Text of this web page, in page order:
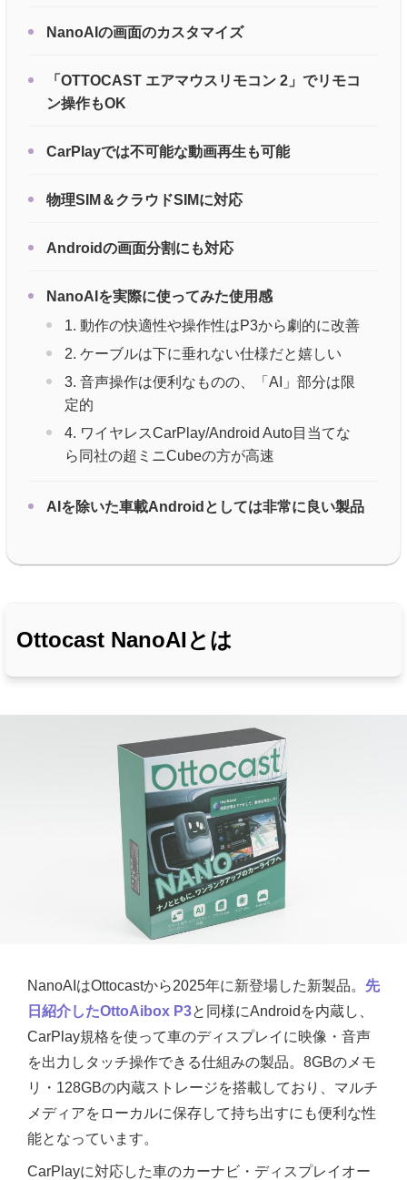
NanoAIの画面のカスタマイズ
「OTTOCAST エアマウスリモコン 2」でリモコ
ン操作もOK
CarPlayでは不可能な動画再生も可能
物理SIM＆クラウドSIMに対応
Androidの画面分割にも対応
NanoAIを実際に使ってみた使用感
1. 動作の快適性や操作性はP3から劇的に改善
2. ケーブルは下に垂れない仕様だと嬉しい
3. 音声操作は便利なものの、「AI」部分は限
定的
4. ワイヤレスCarPlay/Android Auto目当てな
ら同社の超ミニCubeの方が高速
AIを除いた車載Androidとしては非常に良い製品
Ottocast NanoAIとは
NanoAIはOttocastから2025年に新登場した新製品。 先
日紹介したOttoAibox P3と同様にAndroidを内蔵し、
CarPlay規格を使って車のディスプレイに映像・音声
を出力しタッチ操作できる仕組みの製品。8GBのメモ
リ・128GBの内蔵ストレージを搭載しており、マルチ
メディアをローカルに保存して持ち出すにも便利な性
能となっています。
CarPlayに対応した車のカーナビ・ディスプレイオー